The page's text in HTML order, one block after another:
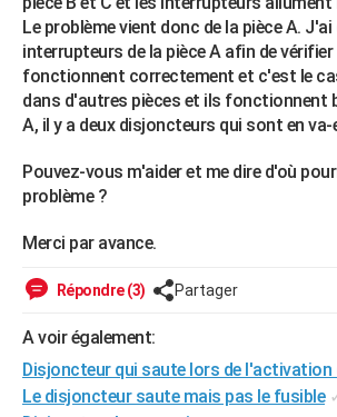
Alimentation
Guide de la santé
Maladies
Médicaments
Sommeil
VOYAGE
Destinations
City break
Voyage nature
Voyage de noces
Forum
Climat
+PHOTO
GUIDES D'ACHAT
BONS PLANS
COPAINS D'AVANT
S'inscrire
Se connecter
Lycées
Collèges
Primaires
Universités
Entreprises
Service militaire
Avis de recherche
AVIS DE DÉCÈS
Le problème vient donc de la pièce A.
interrupteurs de la pièce A afin de
fonctionnent correctement et c'est le
dans d'autres pièces et ils fonctionnent
A, il y a deux disjoncteurs qui sont en
Pouvez-vous m'aider et me dire d'où
problème ?
Merci par avance.
Répondre (3) Partager
A voir également:
Disjoncteur qui saute lors de
Le disjoncteur saute mais pas le fusible